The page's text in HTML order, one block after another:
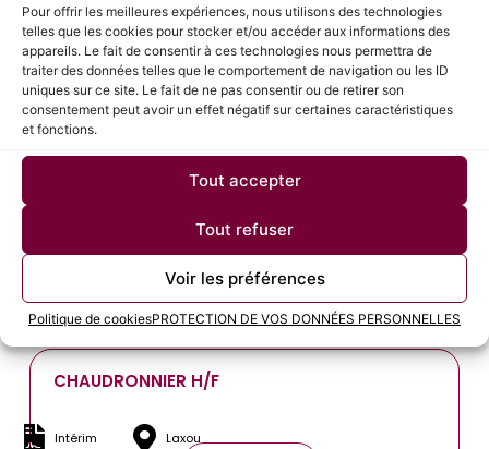
Pour offrir les meilleures expériences, nous utilisons des technologies
telles que les cookies pour stocker et/ou accéder aux informations des
appareils. Le fait de consentir à ces technologies nous permettra de
traiter des données telles que le comportement de navigation ou les ID
uniques sur ce site. Le fait de ne pas consentir ou de retirer son
consentement peut avoir un effet négatif sur certaines caractéristiques
et fonctions.
Tout accepter
Tout refuser
Voir les préférences
Politique de cookiesPROTECTION DE VOS DONNÉES PERSONNELLES
TOURNEUR H/F
Intérim Goviller
15 - 17 / HEURE
Voir l'offre
Intérim Metz
12.31 - 14 / HEURE
Voir l'offre
CHAUDRONNIER H/F
Intérim Laxou